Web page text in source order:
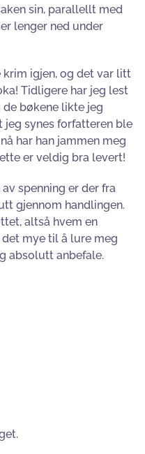
sin, parallellt med
lenger ned under
krim igjen, og det var litt
Tidligere har jeg lest
bøkene likte jeg
jeg synes forfatteren ble
har han jammen meg
er veldig bra levert!
spenning er der fra
gjennom handlingen.
altså hvem en
mye til å lure meg
absolutt anbefale.